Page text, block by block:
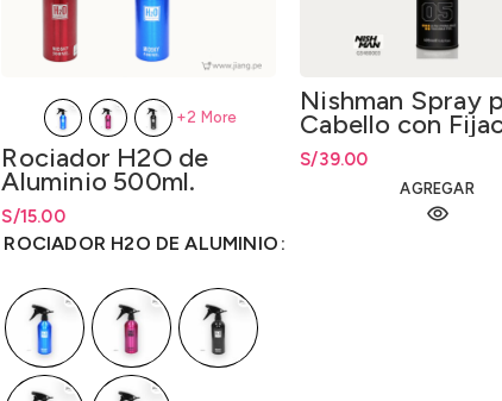
Rociador H2O de
Aluminio 500ml.
S/15.00
Rango de precios: desde
hastaS/15.00
ROCIADOR H2O DE ALUMINIO
+2 More
Nishman Spray
Cabello con
Extra Fuerte 05 –
Spray 05 Extra
Hold 400ml.
S/39.00
AGREGAR